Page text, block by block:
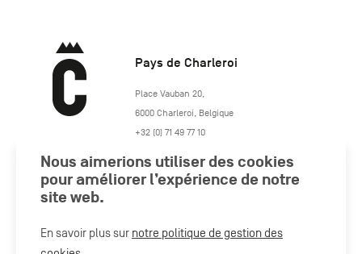
Pays de Charleroi
https://www.paysdecharleroi.be/
Place Vauban 20,
6000 Charleroi Belgique
+32 (0) 71 49 77 10
Nous aimerions utiliser des cookies
pour améliorer l’expérience de notre
site web.
En savoir plus sur notre politique de gestion des